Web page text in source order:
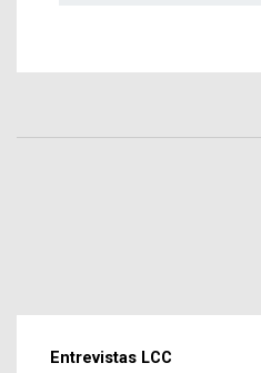
Entrevistas LCC